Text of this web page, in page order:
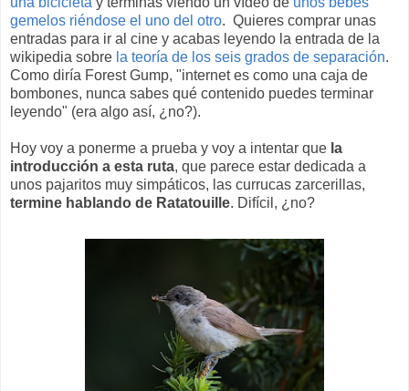
gemelos riéndose el uno del otro. Quieres comprar unas
entradas para ir al cine y acabas leyendo la entrada de la
wikipedia sobre la teoría de los seis grados de separación.
Como diría Forest Gump, "internet es como una caja de
bombones, nunca sabes qué contenido puedes terminar
leyendo" (era algo así, ¿no?).
Hoy voy a ponerme a prueba y voy a intentar que la
introducción a esta ruta, que parece estar dedicada a
unos pajaritos muy simpáticos, las currucas zarcerillas,
termine hablando de Ratatouille. Difícil, ¿no?